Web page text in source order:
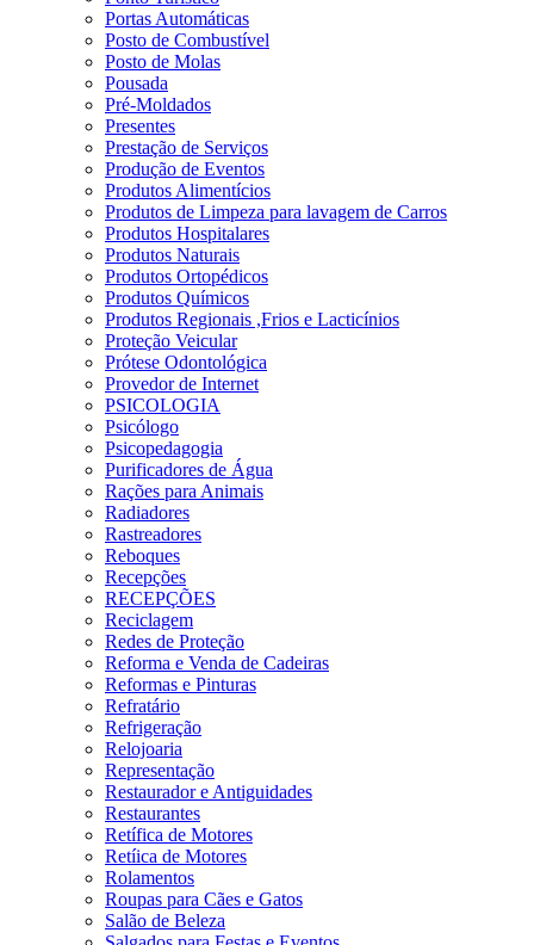
Portas Automáticas
Posto de Combustível
Posto de Molas
Pousada
Pré-Moldados
Presentes
Prestação de Serviços
Produção de Eventos
Produtos Alimentícios
Produtos de Limpeza para lavagem de Carros
Produtos Hospitalares
Produtos Naturais
Produtos Ortopédicos
Produtos Químicos
Produtos Regionais ,Frios e Lacticínios
Proteção Veicular
Prótese Odontológica
Provedor de Internet
PSICOLOGIA
Psicólogo
Psicopedagogia
Purificadores de Água
Rações para Animais
Radiadores
Rastreadores
Reboques
Recepções
RECEPÇÕES
Reciclagem
Redes de Proteção
Reforma e Venda de Cadeiras
Reformas e Pinturas
Refratário
Refrigeração
Relojoaria
Representação
Restaurador e Antiguidades
Restaurantes
Retífica de Motores
Retíica de Motores
Rolamentos
Roupas para Cães e Gatos
Salão de Beleza